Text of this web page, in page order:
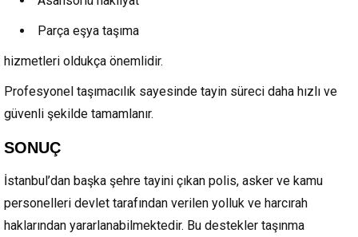
Parça eşya taşıma
hizmetleri oldukça önemlidir.
Profesyonel taşımacılık sayesinde tayin süreci daha hızlı ve
güvenli şekilde tamamlanır.
SONUÇ
İstanbul’dan başka şehre tayini çıkan polis, asker ve kamu
personelleri devlet tarafından verilen yolluk ve harcırah
haklarından yararlanabilmektedir. Bu destekler taşınma